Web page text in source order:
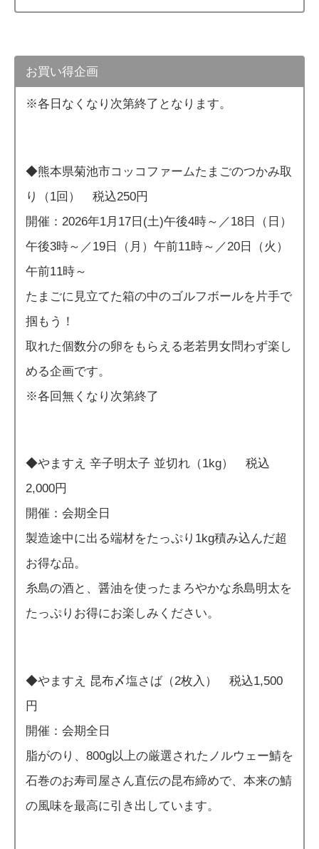
お買い得企画
※各日なくなり次第終了となります。
◆熊本県菊池市コッコファームたまごのつかみ取
り（1回） 税込250円
開催：2026年1月17日(土)午後4時～／18日（日）
午後3時～／19日（月）午前11時～／20日（火）
午前11時～
たまごに見立てた箱の中のゴルフボールを片手で
掴もう！
取れた個数分の卵をもらえる老若男女問わず楽し
める企画です。
※各回無くなり次第終了
◆やますえ 辛子明太子 並切れ（1kg） 税込
2,000円
開催：会期全日
製造途中に出る端材をたっぷり1kg積み込んだ超
お得な品。
糸島の酒と、醤油を使ったまろやかな糸島明太を
たっぷりお得にお楽しみください。
◆やますえ 昆布〆塩さば（2枚入） 税込1,500
円
開催：会期全日
脂がのり、800g以上の厳選されたノルウェー鯖を
石巻のお寿司屋さん直伝の昆布締めで、本来の鯖
の風味を最高に引き出しています。